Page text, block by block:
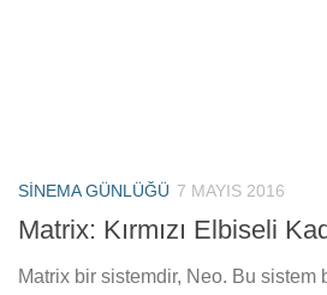
SINEMA GÜNLÜĞÜ 7 MAYIS 2016
Matrix: Kırmızı Elbiseli
Matrix bir sistemdir, Neo. Bu sistem